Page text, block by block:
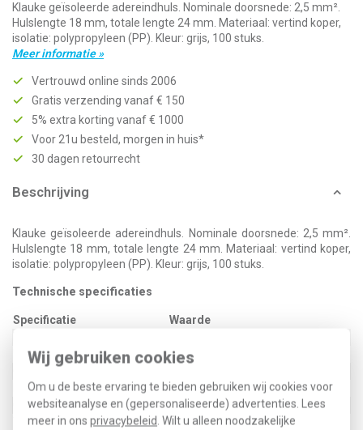
Wij gebruiken cookies
Om u de beste ervaring te bieden gebruiken wij cookies voor
websiteanalyse en (gepersonaliseerde) advertenties. Lees
meer in ons privacybeleid. Wilt u alleen noodzakelijke
Klauke geïsoleerde adereindhuls. Nominale doorsnede: 2,5 mm².
Hulslengte 18 mm, totale lengte 24 mm. Materiaal: vertind koper,
isolatie: polypropyleen (PP). Kleur: grijs, 100 stuks.
Meer informatie »
Vertrouwd online sinds 2006
Gratis verzending vanaf € 150
5% extra korting vanaf € 1000
Voor 21u besteld, morgen in huis*
30 dagen retourrecht
Beschrijving
Klauke geïsoleerde adereindhuls. Nominale doorsnede: 2,5 mm².
Hulslengte 18 mm, totale lengte 24 mm. Materiaal: vertind koper,
isolatie: polypropyleen (PP). Kleur: grijs, 100 stuks.
Technische specificaties
Specificatie
Waarde
Hulslengte
18 Millimeter (mm)
Geïsoleerd
Halogeenvrij
Ja
Oppervlaktebescherming
Vertind
Totale lengte
24 Millimeter (mm)